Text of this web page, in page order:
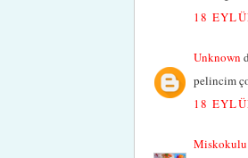
18
Unknown
pelincim
18